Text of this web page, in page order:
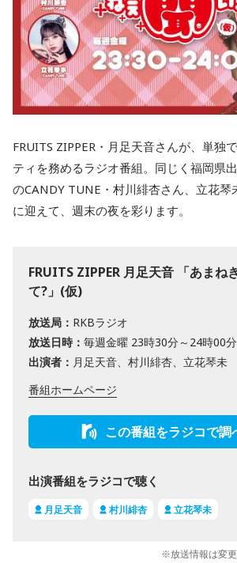
FRUITS ZIPPER・月足天音さんが、単独
ティを務めるラジオ番組。同じく福岡県
のCANDY TUNE・村川緋杏さん、立花琴
に迎えて、週末の夜を彩ります。
FRUITS ZIPPER 月足天音 「あまね
て?」(仮)
放送局： RKBラジオ
放送日時： 毎週金曜 23時30分～24時00分
出演者： 月足天音、村川緋杏、立花琴未
番組ホームページ
この番組をラジコで調
出演番組をラジコで聴く
月足天音 村川緋杏 立花琴未
※放送情報は変更